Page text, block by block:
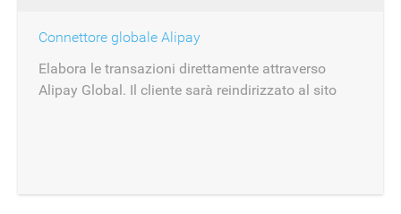
Connettore globale Alipay
Elabora le transazioni direttamente attraverso
Alipay Global. Il cliente sarà reindirizzato al sito